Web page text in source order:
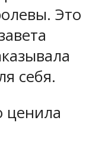
Это
себя.
ценила